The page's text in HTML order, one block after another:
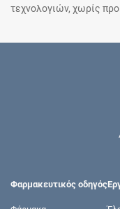
τεχνολογιών, χωρίς
Φαρμακευτικός οδηγός